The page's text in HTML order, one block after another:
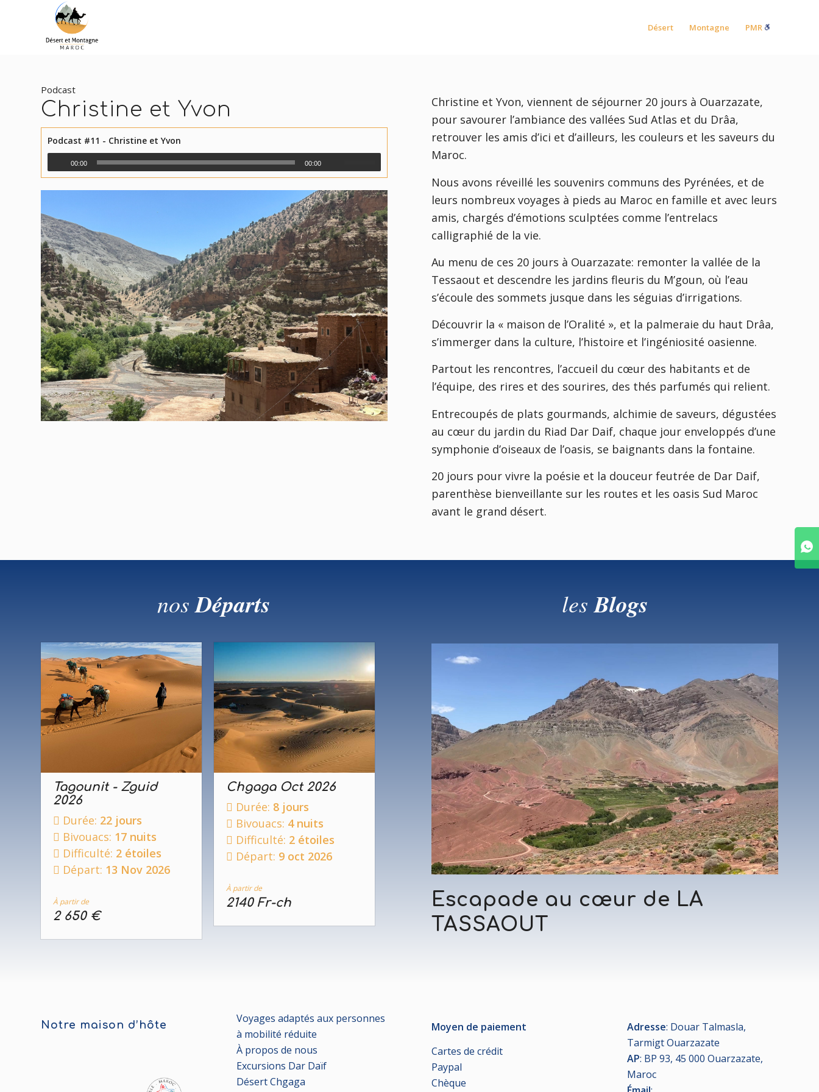
Désert Montagne PMR
Podcast
Christine et Yvon
Podcast #11 - Christine et Yvon
00:00 00:00
Christine et Yvon, viennent de séjourner 20 jours à Ouarzazate,
pour savourer l’ambiance des vallées Sud Atlas et du Drâa,
retrouver les amis d’ici et d’ailleurs, les couleurs et les saveurs du
Maroc.
Nous avons réveillé les souvenirs communs des Pyrénées, et de
leurs nombreux voyages à pieds au Maroc en famille et avec leurs
amis, chargés d’émotions sculptées comme l’entrelacs
calligraphié de la vie.
Au menu de ces 20 jours à Ouarzazate: remonter la vallée de la
Tessaout et descendre les jardins fleuris du M’goun, où l’eau
s’écoule des sommets jusque dans les séguias d’irrigations.
Découvrir la « maison de l’Oralité », et la palmeraie du haut Drâa,
s’immerger dans la culture, l’histoire et l’ingéniosité oasienne.
Partout les rencontres, l’accueil du cœur des habitants et de
l’équipe, des rires et des sourires, des thés parfumés qui relient.
Entrecoupés de plats gourmands, alchimie de saveurs, dégustées
au cœur du jardin du Riad Dar Daif, chaque jour enveloppés d’une
symphonie d’oiseaux de l’oasis, se baignants dans la fontaine.
20 jours pour vivre la poésie et la douceur feutrée de Dar Daif,
parenthèse bienveillante sur les routes et les oasis Sud Maroc
avant le grand désert.
nosDéparts
Tagounit - Zguid
2026
Durée: 22 jours
Bivouacs: 17 nuits
Difficulté: 2 étoiles
Départ: 13 Nov 2026
À partir de
2 650 €
Chgaga Oct 2026
Durée: 8 jours
Bivouacs: 4 nuits
Difficulté: 2 étoiles
Départ: 9 oct 2026
À partir de
2140 Fr-ch
lesBlogs
Escapade au cœur de LA
TASSAOUT
Notre maison d’hôte
Voyages adaptés aux personnes
à mobilité réduite
À propos de nous
Excursions Dar Daïf
Désert Chgaga
Moyen de paiement
Cartes de crédit
Paypal
Chèque
Adresse: Douar Talmasla,
Tarmigt Ouarzazate
AP: BP 93, 45 000 Ouarzazate,
Maroc